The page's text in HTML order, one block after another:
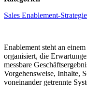
Sales Enablement-Strategie
Enablement steht an
organisiert, die
messbare
Vorgehensweise, Inhalte,
voneinander getrennte